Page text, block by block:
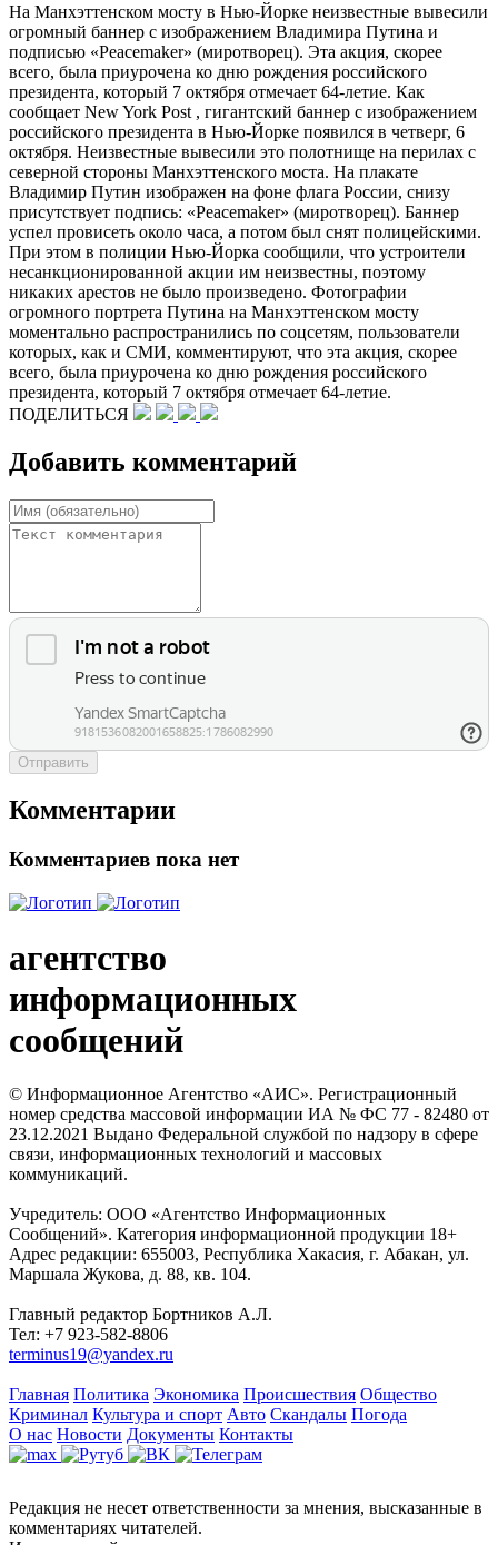
На Манхэттенском мосту в Нью-Йорке неизвестные вывесили
огромный баннер с изображением Владимира Путина и
подписью «Peacemaker» (миротворец). Эта акция, скорее
всего, была приурочена ко дню рождения российского
президента, который 7 октября отмечает 64-летие. Как
сообщает New York Post , гигантский баннер с изображением
российского президента в Нью-Йорке появился в четверг, 6
октября. Неизвестные вывесили это полотнище на перилах с
северной стороны Манхэттенского моста. На плакате
Владимир Путин изображен на фоне флага России, снизу
присутствует подпись: «Peacemaker» (миротворец). Баннер
успел провисеть около часа, а потом был снят полицейскими.
При этом в полиции Нью-Йорка сообщили, что устроители
несанкционированной акции им неизвестны, поэтому
никаких арестов не было произведено. Фотографии
огромного портрета Путина на Манхэттенском мосту
моментально распространились по соцсетям, пользователи
которых, как и СМИ, комментируют, что эта акция, скорее
всего, была приурочена ко дню рождения российского
президента, который 7 октября отмечает 64-летие.
ПОДЕЛИТЬСЯ
Добавить комментарий
Отправить
Комментарии
Комментариев пока нет
агентство
информационных
сообщений
© Информационное Агентство «АИС». Регистрационный
номер средства массовой информации ИА № ФС 77 - 82480 от
23.12.2021 Выдано Федеральной службой по надзору в сфере
связи, информационных технологий и массовых
коммуникаций.
Учредитель: ООО «Агентство Информационных
Сообщений». Категория информационной продукции 18+
Адрес редакции: 655003, Республика Хакасия, г. Абакан, ул.
Маршала Жукова, д. 88, кв. 104.
Главный редактор Бортников А.Л.
Тел: +7 923-582-8806
terminus19@yandex.ru
Главная Политика Экономика Происшествия Общество
Криминал Культура и спорт Авто Скандалы Погода
О нас Новости Документы Контакты
Редакция не несет ответственности за мнения, высказанные в
комментариях читателей.